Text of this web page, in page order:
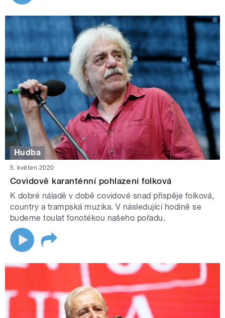
Hudba
5. květen 2020
Covidově karanténní pohlazení folková
K dobré náladě v době covidové snad přispěje folková,
country a trampská muzika. V následující hodině se
budeme toulat fonotékou našeho pořadu.